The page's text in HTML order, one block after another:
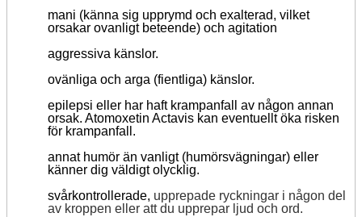
mani (känna sig upprymd och exalterad, vilket
orsakar ovanligt beteende) och agitation
aggressiva känslor.
ovänliga och arga (fientliga) känslor.
epilepsi eller har haft krampanfall av någon annan
orsak. Atomoxetin Actavis kan eventuellt öka risken
för krampanfall.
annat humör än vanligt (humörsvägningar) eller
känner dig väldigt olycklig.
svårkontrollerade, upprepade ryckningar i någon del
av kroppen eller att du upprepar ljud och ord.